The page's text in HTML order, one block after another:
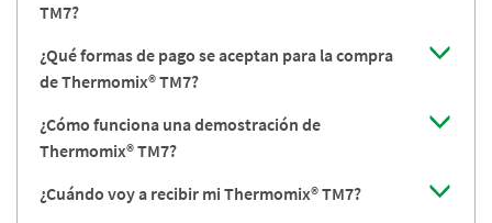
TM7?
¿Qué formas de pago se aceptan para la compra
de Thermomix® TM7?
¿Cómo funciona una demostración de
Thermomix® TM7?
¿Cuándo voy a recibir mi Thermomix® TM7?